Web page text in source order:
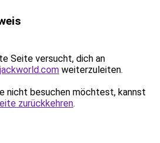
Seite versucht, dich an
weiterzuleiten.
nicht besuchen möchtest, kannst
zurückkehren.